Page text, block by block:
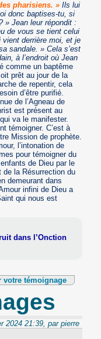
pharisiens. » Ils lui
donc baptises-tu, si
» Jean leur répondit :
de vous se tient celui
derrière moi, et je
sandale. » Cela s’est
à l’endroit où Jean
comme un baptême
prêt au jour de la
de repentir, cela
d’être purifié.
de l’Agneau de
est présent au
va le manifester.
témoigner. C’est à
Mission de prophète.
l’intonation de
pour témoigner du
de Dieu par le
de la Résurrection du
demeurant dans
infini de Dieu a
qui nous est
dans l’Onction
votre témoignage
2024 21:39, par pierre